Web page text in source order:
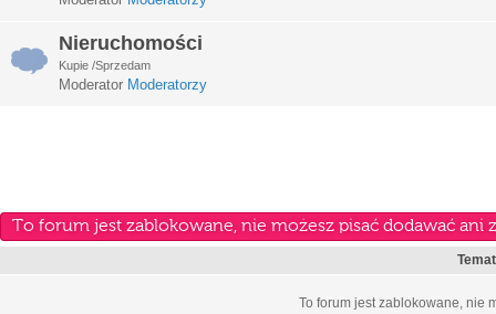
Nieruchomości
Kupie /Sprzedam
Moderator Moderatorzy
To forum jest zablokowane, nie możesz pisać dodawać ani
To forum jest zablokowane, nie